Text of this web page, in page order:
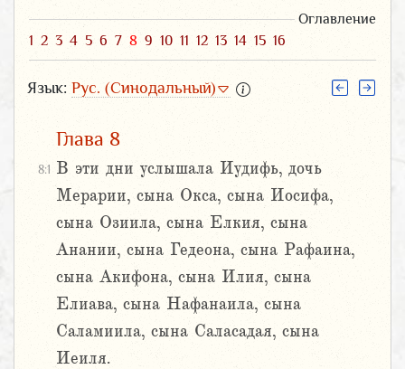
Оглавление
1 2 3 4 5 6 7 8 9 10 11 12 13 14 15 16
Язык: Рус. (Синодальный)
Глава 8
8:1 В эти дни услышала Иудифь, дочь
Мерарии, сына Окса, сына Иосифа,
сына Озиила, сына Елкия, сына
Анании, сына Гедеона, сына Рафаина,
сына Акифона, сына Илия, сына
Елиава, сына Нафанаила, сына
Саламиила, сына Саласадая, сына
Иеиля.